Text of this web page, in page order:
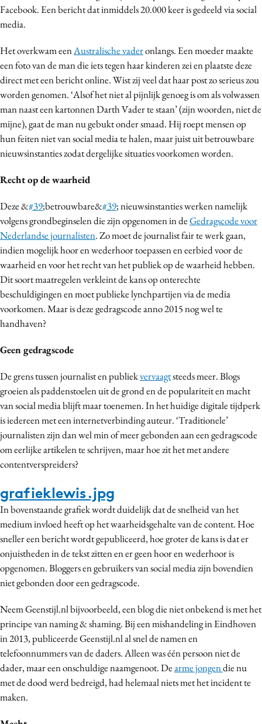
Craft
Data & Insights
Design
Digital transformation
Diversiteit
Effectiviteit
Gedragsverandering
Influencer marketing
Interne communicatie
Media
Merkstrategie
PR
Programmatic
Purpose Marketing
Reputatie & crisis
Facebook. Een bericht dat inmiddels 20.000 keer is gedeeld via social
media.
Het overkwam eenAustralische vaderonlangs. Een moeder maakte
een foto van de man die iets tegen haar kinderen zei en plaatste deze
direct met een bericht online. Wist zij veel dat haar post zo serieus zou
worden genomen. ‘Alsof het niet al pijnlijk genoeg is om als volwassen
man naast een kartonnen Darth Vader te staan’ (zijn woorden, niet de
mijne), gaat de man nu gebukt onder smaad. Hij roept mensen op
hun feiten niet van social media te halen, maar juist uit betrouwbare
nieuwsinstanties zodat dergelijke situaties voorkomen worden.
Recht op de waarheid
Deze &#39;betrouwbare&#39; nieuwsinstanties werken namelijk
volgens grondbeginselen die zijn opgenomen in deGedragscode voor
Nederlandse journalisten. Zo moet de journalist fair te werk gaan,
indien mogelijk hoor en wederhoor toepassen en eerbied voor de
waarheid en voor het recht van het publiek op de waarheid hebben.
Dit soort maatregelen verkleint de kans op onterechte
beschuldigingen en moet publieke lynchpartijen via de media
voorkomen. Maar is deze gedragscode anno 2015 nog wel te
handhaven?
Geen gedragscode
De grens tussen journalist en publiekvervaagtsteeds meer. Blogs
groeien als paddenstoelen uit de grond en de populariteit en macht
van social media blijft maar toenemen. In het huidige digitale tijdperk
is iedereen met een internetverbinding auteur. ‘Traditionele’
journalisten zijn dan wel min of meer gebonden aan een gedragscode
om eerlijke artikelen te schrijven, maar hoe zit het met andere
contentverspreiders?
grafieklewis.jpg
In bovenstaande grafiek wordt duidelijk dat de snelheid van het
medium invloed heeft op het waarheidsgehalte van de content. Hoe
sneller een bericht wordt gepubliceerd, hoe groter de kans is dat er
onjuistheden in de tekst zitten en er geen hoor en wederhoor is
opgenomen. Bloggers en gebruikers van social media zijn bovendien
niet gebonden door een gedragscode.
Neem Geenstijl.nl bijvoorbeeld, een blog die niet onbekend is met het
principe van naming & shaming. Bij een mishandeling in Eindhoven
in 2013, publiceerde Geenstijl.nl al snel de namen en
telefoonnummers van de daders. Alleen was één persoon niet de
dader, maar een onschuldige naamgenoot. Dearme jongendie nu
met de dood werd bedreigd, had helemaal niets met het incident te
maken.